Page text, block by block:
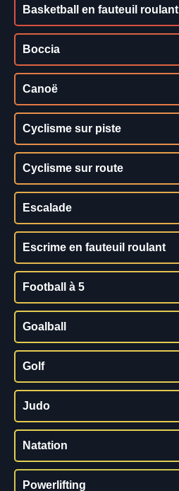
Basketball en fauteuil roulant
Boccia
Canoë
Cyclisme sur piste
Cyclisme sur route
Escalade
Escrime en fauteuil roulant
Football à 5
Goalball
Golf
Judo
Natation
Powerlifting